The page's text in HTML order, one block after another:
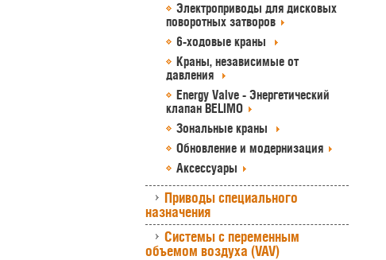
Электроприводы для дисковых
поворотных затворов
6-ходовые краны
Краны, независимые от
давления
Energy Valve - Энергетический
клапан BELIMO
Зональные краны
Обновление и модернизация
Аксессуары
Приводы специального
назначения
Системы с переменным
объемом воздуха (VAV)